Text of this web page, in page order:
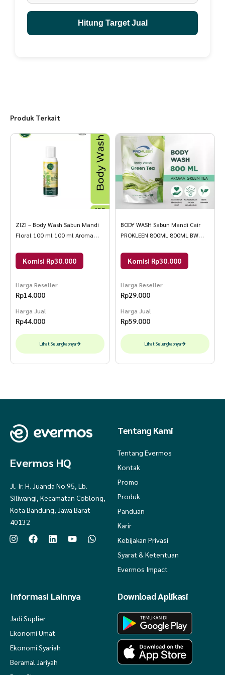
Hitung Target Jual
Produk Terkait
ZIZI – Body Wash Sabun Mandi
Floral 100 ml 100 ml Aroma
Komisi Rp30.000
Harga Reseller
Rp14.000
Harga Jual
Rp44.000
Lihat Selengkapnya
BODY WASH Sabun Mandi Cair
PROKLEEN 800ML 800ML BW
Komisi Rp30.000
Harga Reseller
Rp29.000
Harga Jual
Rp59.000
Lihat Selengkapnya
Evermos HQ
Jl. Ir. H. Juanda No.95, Lb.
Siliwangi, Kecamatan Coblong,
Kota Bandung, Jawa Barat
40132
Tentang Kami
Tentang Evermos
Kontak
Promo
Produk
Panduan
Karir
Kebijakan Privasi
Syarat & Ketentuan
Evermos Impact
Informasi Lainnya
Jadi Suplier
Ekonomi Umat
Ekonomi Syariah
Beramal Jariyah
Download Aplikasi